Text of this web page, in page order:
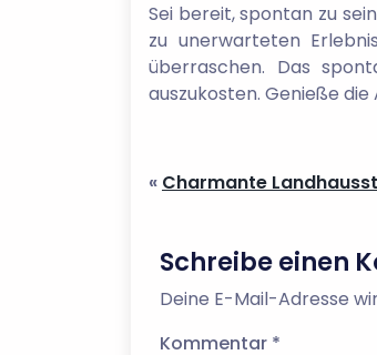
Sei bereit, spontan zu
zu unerwarteten
überraschen. Das
auszukosten. Genieße
« Charmante
Schreibe einen
Deine E-Mail-Adresse
Kommentar *